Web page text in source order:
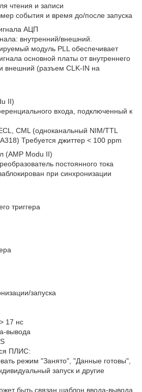
чтения и записи
события и время до/после запуска
АЦП
внутренний/внешний.
модуль PLL обеспечивает
основной платы от внутреннего
внешний (разъем CLK‐IN на
II)
входа, подключенный к
CML (одноканальный NIM/TTL
Требуется джиттер < 100 ppm
Modu II)
постоянного тока
при синхронизации
триггера
запуска
17 нс
вывода
ПЛИС:
режим "Занято", "Данные готовы",
запуск и другие
быть связан шаблон ввода-вывода